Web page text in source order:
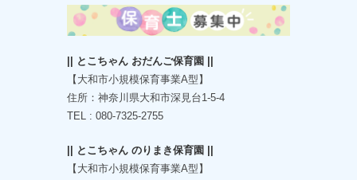
|| とこちゃん おだんご保育園 ||
【大和市小規模保育事業A型】
住所：神奈川県大和市深見台1-5-4
TEL : 080-7325-2755
|| とこちゃん のりまき保育園 ||
【大和市小規模保育事業A型】